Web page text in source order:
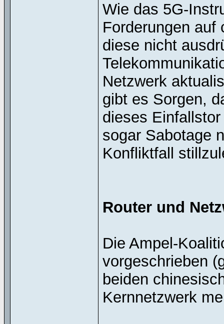
Wie das 5G-
Forderungen auf
diese nicht
Netzwerk
gibt es Sorgen,
dieses
sogar Sabotage
Konfliktfall
Router und
Die Ampel-
vorgeschrieben
beiden
Kernnetzwerk